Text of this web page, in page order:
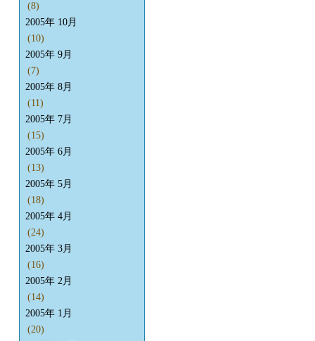
(8)
2005年 10月
(10)
2005年 9月
(7)
2005年 8月
(11)
2005年 7月
(15)
2005年 6月
(13)
2005年 5月
(18)
2005年 4月
(24)
2005年 3月
(16)
2005年 2月
(14)
2005年 1月
(20)